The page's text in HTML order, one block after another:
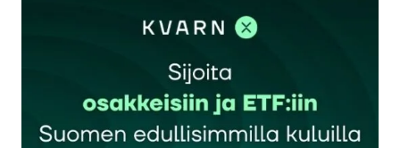
rekisteröityä